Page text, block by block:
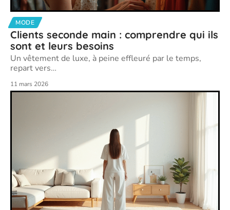
MODE
Clients seconde main : comprendre qui ils
sont et leurs besoins
Un vêtement de luxe, à peine effleuré par le temps,
repart vers…
11 mars 2026